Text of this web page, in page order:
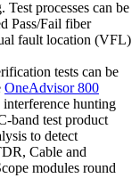
processes can be
Pass/Fail fiber
fault location (VFL)
tests can be
OneAdvisor 800
hunting
band test product
to detect
Cable and
modules round